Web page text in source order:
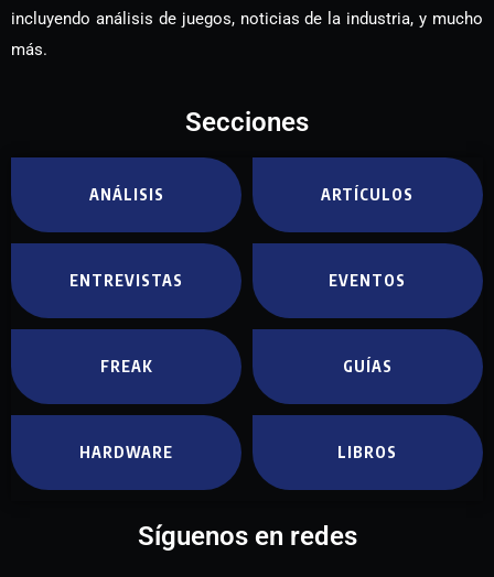
incluyendo análisis de juegos, noticias de la industria, y mucho
más.
Secciones
ANÁLISIS ARTÍCULOS
ENTREVISTAS EVENTOS
FREAK GUÍAS
HARDWARE LIBROS
Síguenos en redes